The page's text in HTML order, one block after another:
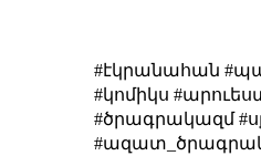
#էկրանահան
#կոմիկս
#ծրագրակազմ